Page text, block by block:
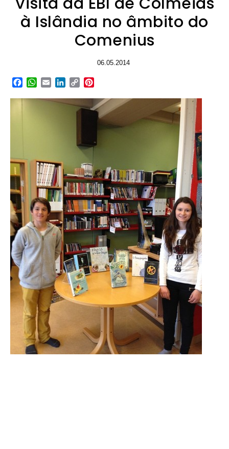
à Islândia no âmbito do
Comenius
06.05.2014
Facebook
WhatsApp
EmailLinkedIn
Copy